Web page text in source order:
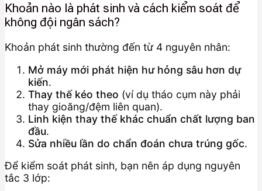
Khoản nào là phát sinh và cách kiểm soát để
không đội ngân sách?
Khoản phát sinh thường đến từ 4 nguyên nhân:
Mở máy mới phát hiện hư hỏng sâu hơn dự
kiến.
Thay thế kéo theo (ví dụ tháo cụm này phải
thay gioăng/đệm liên quan).
Linh kiện thay thế khác chuẩn chất lượng ban
đầu.
Sửa nhiều lần do chẩn đoán chưa trúng gốc.
Để kiểm soát phát sinh, bạn nên áp dụng nguyên
tắc 3 lớp: